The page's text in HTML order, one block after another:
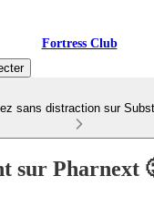
Fortress Club
sans distraction sur
sur Pharnext